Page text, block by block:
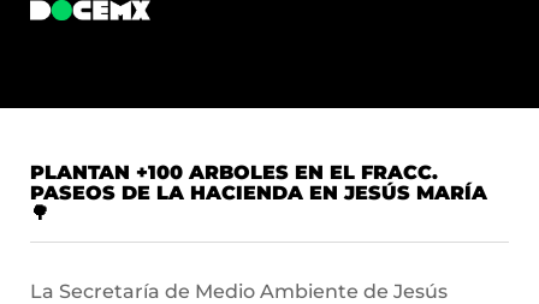
PLANTAN +100 ARBOLES EN EL FRACC.
PASEOS DE LA HACIENDA EN JESÚS MARÍA
🌳
La Secretaría de Medio Ambiente de Jesús